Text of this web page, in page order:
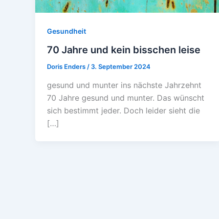
Gesundheit
70 Jahre und kein bisschen leise
Doris Enders / 3. September 2024
gesund und munter ins nächste Jahrzehnt
70 Jahre gesund und munter. Das wünscht
sich bestimmt jeder. Doch leider sieht die
[…]